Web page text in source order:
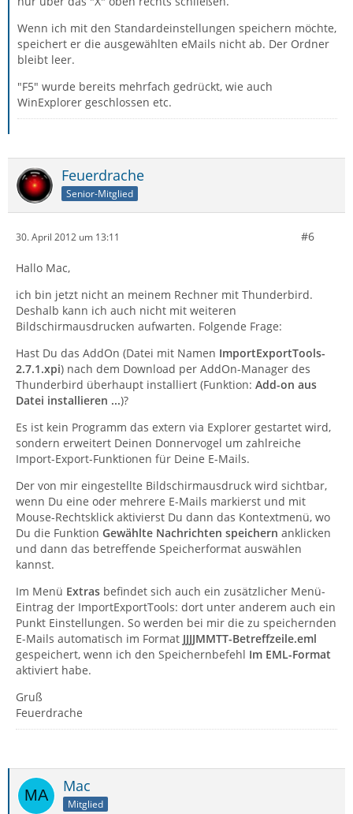
Wenn ich mit den Standardeinstellungen speichern möchte,
speichert er die ausgewählten eMails nicht ab. Der Ordner
bleibt leer.
"F5" wurde bereits mehrfach gedrückt, wie auch
WinExplorer geschlossen etc.
Feuerdrache
Senior-Mitglied
30. April 2012 um 13:11 #6
Hallo Mac,
ich bin jetzt nicht an meinem Rechner mit Thunderbird.
Deshalb kann ich auch nicht mit weiteren
Bildschirmausdrucken aufwarten. Folgende Frage:
Hast Du das AddOn (Datei mit Namen ImportExportTools-
2.7.1.xpi) nach dem Download per AddOn-Manager des
Thunderbird überhaupt installiert (Funktion: Add-on aus
Datei installieren ...)?
Es ist kein Programm das extern via Explorer gestartet wird,
sondern erweitert Deinen Donnervogel um zahlreiche
Import-Export-Funktionen für Deine E-Mails.
Der von mir eingestellte Bildschirmausdruck wird sichtbar,
wenn Du eine oder mehrere E-Mails markierst und mit
Mouse-Rechtsklick aktivierst Du dann das Kontextmenü, wo
Du die Funktion Gewählte Nachrichten speichern anklicken
und dann das betreffende Speicherformat auswählen
kannst.
Im Menü Extras befindet sich auch ein zusätzlicher Menü-
Eintrag der ImportExportTools: dort unter anderem auch ein
Punkt Einstellungen. So werden bei mir die zu speichernden
E-Mails automatisch im Format JJJJMMTT-Betreffzeile.eml
gespeichert, wenn ich den Speichernbefehl Im EML-Format
aktiviert habe.
Gruß
Feuerdrache
Mac
Mitglied